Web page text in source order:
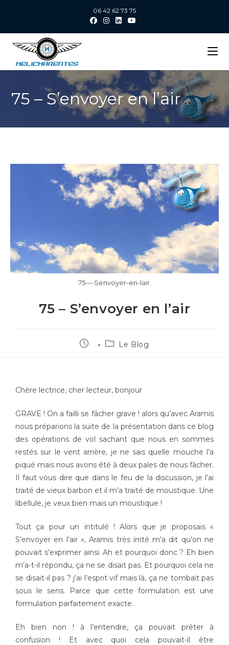
06 42 62 73 75
75 – S’envoyer en l’air
75-–-Senvoyer-en-lair.
75 – S’envoyer en l’air
Le Blog
Chère lectrice, cher lecteur, bonjour
GRAVE ! On a failli se fâcher grave ! alors qu’avec Aramis
nous préparions la suite de la présentation dans ce blog
des opérations de vol sachant que nous en sommes
restés sur le vent arrière, je ne sais quelle mouche l’a
piqué mais nous avons été à deux pales de nous fâcher.
Il faut vous dire que dans le feu de la discussion, je l’ai
traité de vieux barbon et il m’a traité de moustique. Une
libellule, je veux bien mais un moustique !
Tout ça pour un intitulé ! Alors que je proposais «
S’envoyer en l’air », Aramis très irrité m’a dit qu’on ne
pouvait s’exprimer ainsi. Ah et pourquoi donc ? Eh bien
m’a-t-il répondu, ça ne se disait pas. Et pourquoi cela ne
se disait-il pas ? j’ai l’esprit vif mais là, ça ne tombait pas
sous le sens. Parce que cette formulation est une
formulation parfaitement exacte.
Eh bien non ! à l’entendre, ça pouvait prêter à
confusion ! Et avec quoi cela pouvait-il être